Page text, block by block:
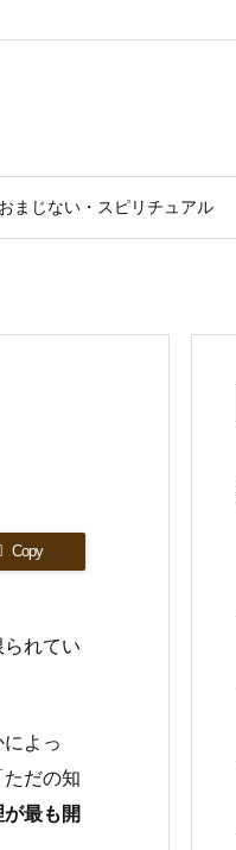
おまじない・スピリチュアル
Copy
れてい
よっ
だの知
最も開